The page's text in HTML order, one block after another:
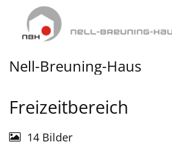
Zum Inhalt springen
Nell-Breuning-Haus
Freizeitbereich
14 Bilder